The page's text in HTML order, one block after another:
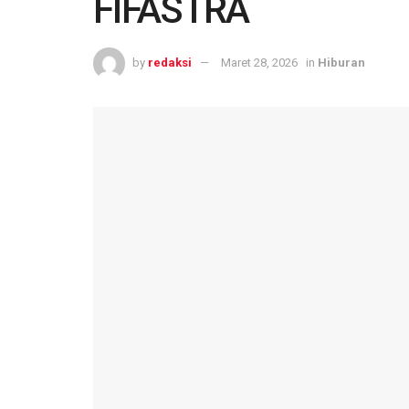
FIFASTRA
by redaksi Maret 28, 2026 in Hiburan